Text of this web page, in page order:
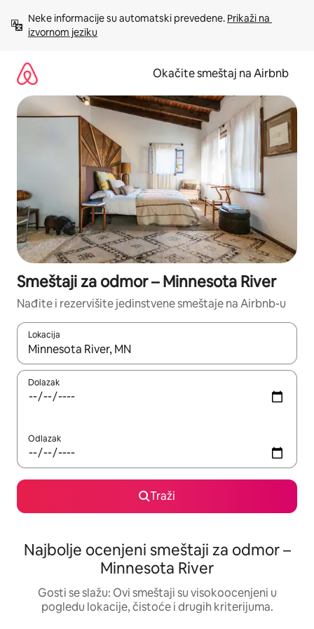
sadržaj
Neke informacije su automatski prevedene. Prikaži na
izvornom jeziku
Okačite smeštaj na Airbnb
Smeštaji za odmor – Minnesota River
Nađite i rezervišite jedinstvene smeštaje na Airbnb-u
Lokacija
Kad su rezultati dostupni, možete da se krećete kroz njih
Dolazak
Odlazak
Traži
Najbolje ocenjeni smeštaji za odmor –
Minnesota River
Gosti se slažu: Ovi smeštaji su visokoocenjeni u
pogledu lokacije, čistoće i drugih kriterijuma.